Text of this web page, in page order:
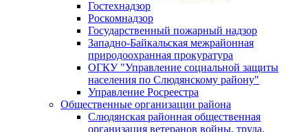
Гостехнадзор
Роскомнадзор
Государственный пожарный надзор
Западно-Байкальская межрайонная
природоохранная прокуратура
ОГКУ "Управление социальной защиты
населения по Слюдянскому району"
Управление Росреестра
Общественные организации района
Слюдянская районная общественная
организация ветеранов войны, труда,